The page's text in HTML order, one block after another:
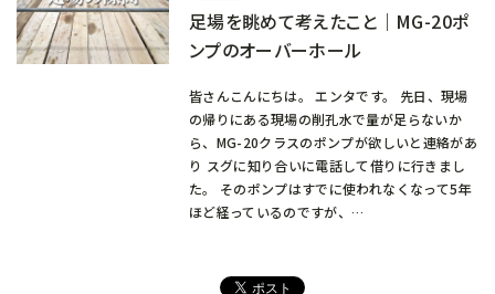
足場を眺めて考えたこと｜MG-20ポ
ンプのオーバーホール
皆さんこんにちは。 エンタです。 先日、現場
の帰りにある現場の削孔水で量が足らないか
ら、MG-20クラスのポンプが欲しいと連絡があ
り スグに知り合いに電話して借りに行きまし
た。 そのポンプはすでに使われなくなって5年
ほど経っているのですが、…